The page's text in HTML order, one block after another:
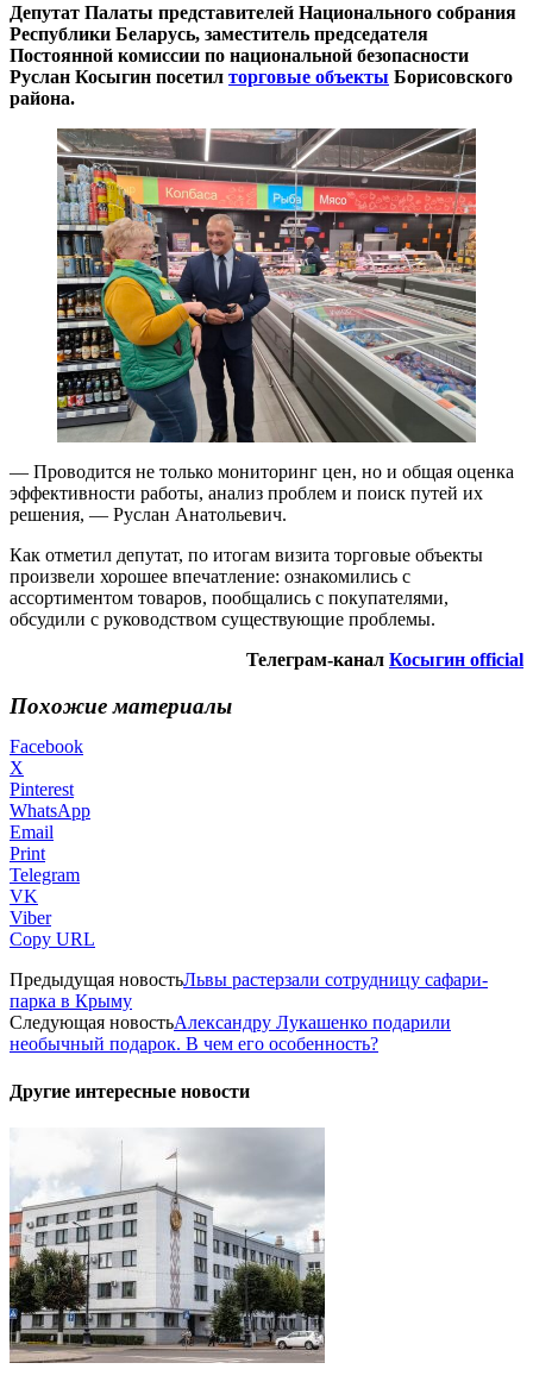
Депутат Палаты представителей Национального собрания
Республики Беларусь, заместитель председателя
Постоянной комиссии по национальной безопасности
Руслан Косыгин посетил торговые объекты Борисовского
района.
— Проводится не только мониторинг цен, но и общая оценка
эффективности работы, анализ проблем и поиск путей их
решения, — Руслан Анатольевич.
Как отметил депутат, по итогам визита торговые объекты
произвели хорошее впечатление: ознакомились с
ассортиментом товаров, пообщались с покупателями,
обсудили с руководством существующие проблемы.
Телеграм-канал Косыгин official
Похожие материалы
Facebook
X
Pinterest
WhatsApp
Email
Print
Telegram
VK
Viber
Copy URL
Предыдущая новостьЛьвы растерзали сотрудницу сафари-
парка в Крыму
Следующая новостьАлександру Лукашенко подарили
необычный подарок. В чем его особенность?
Другие интересные новости